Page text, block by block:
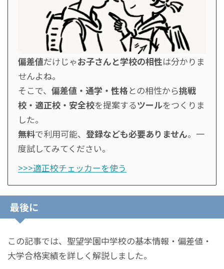
偏差値だけじゃお子さんと学校の相性は分かりま
せんよね。
そこで、 偏差値・通学・性格との相性から挑戦
校・適正校・安全校を提案するツールをつくりま
した。
無料で利用可能、 登録なども必要ありません。一
度試してみてください。
>>>適正校チェッカーを使う
最後に
この記事では、聖望学園中学校の基本情報・偏差値・
大学合格実績を詳しく解説しました。